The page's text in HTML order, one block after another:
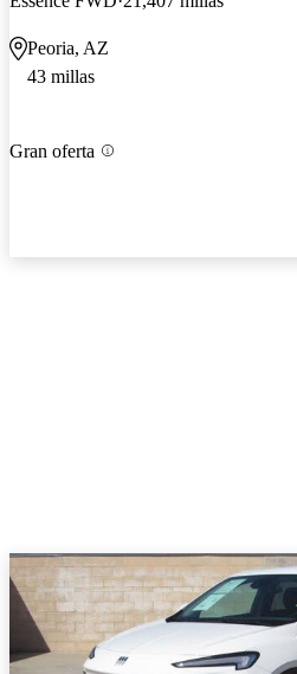
Peoria, AZ
43 millas
Gran oferta